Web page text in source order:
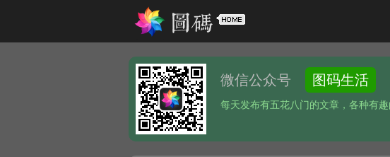
微信公众号 图码生活
每天发布有五花八门的文章，各种有